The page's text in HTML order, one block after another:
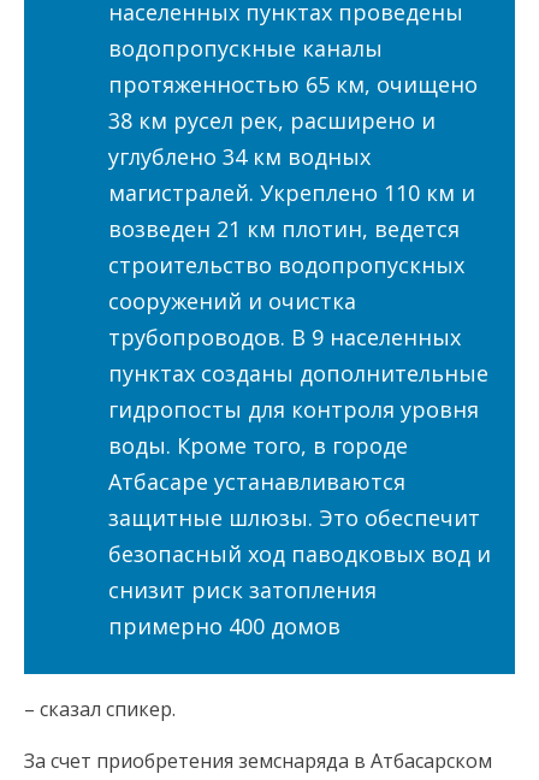
населенных пунктах проведены
водопропускные каналы
протяженностью 65 км, очищено
38 км русел рек, расширено и
углублено 34 км водных
магистралей. Укреплено 110 км и
возведен 21 км плотин, ведется
строительство водопропускных
сооружений и очистка
трубопроводов. В 9 населенных
пунктах созданы дополнительные
гидропосты для контроля уровня
воды. Кроме того, в городе
Атбасаре устанавливаются
защитные шлюзы. Это обеспечит
безопасный ход паводковых вод и
снизит риск затопления
примерно 400 домов
– сказал спикер.
За счет приобретения земснаряда в Атбасарском